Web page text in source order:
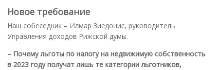
Новое требование
Наш собеседник – Илмар Зиедонис, руководитель
Управления доходов Рижской думы.
– Почему льготы по налогу на недвижимую собственность
в 2023 году получат лишь те категории льготников,